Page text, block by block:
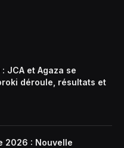
JCA et Agaza se
déroule, résultats et
2026 : Nouvelle